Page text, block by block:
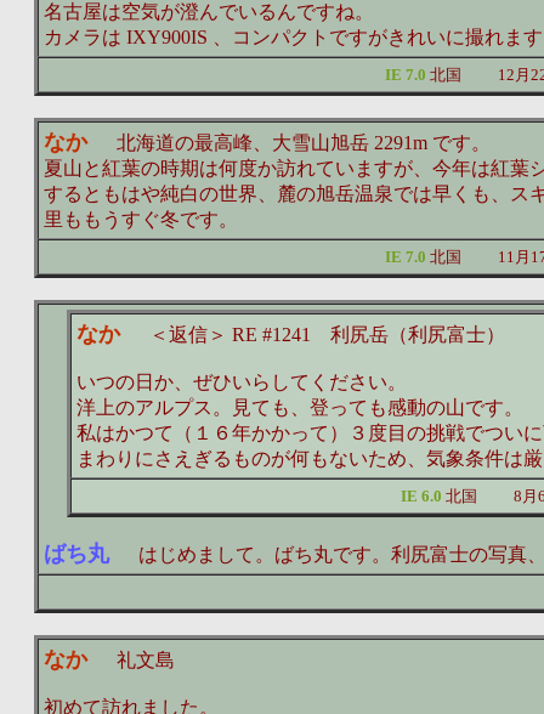
名古屋は空気が澄んでいるんですね。
カメラは IXY900IS 、コンパクトですがきれいに撮れま
IE 7.0 北国 12月
なか北海道の最高峰、大雪山旭岳 2291m です。
夏山と紅葉の時期は何度か訪れていますが、今年は紅葉
するともはや純白の世界、麓の旭岳温泉では早くも、ス
里ももうすぐ冬です。
IE 7.0 北国 11月
なか＜返信＞ RE #1241 利尻岳（利尻富士）
いつの日か、ぜひいらしてください。
洋上のアルプス。見ても、登っても感動の山です。
私はかつて（１６年かかって）３度目の挑戦でつい
まわりにさえぎるものが何もないため、気象条件は
IE 6.0 北国 8
ばち丸はじめまして。ばち丸です。利尻富士の写真、
なか礼文島
初めて訪れました。